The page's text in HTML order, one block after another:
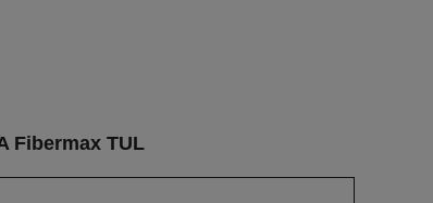
Fibermax TUL